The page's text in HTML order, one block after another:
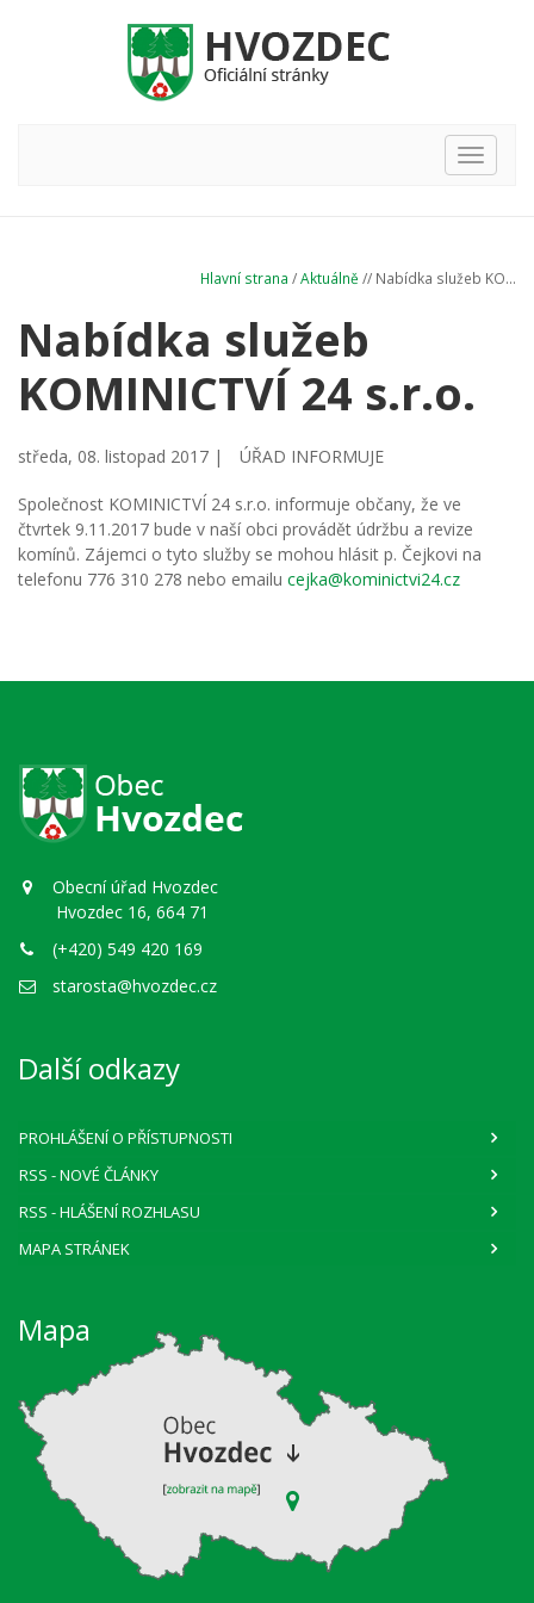
Hlavní
nabídka
Hlavní strana /Aktuálně // Nabídka služeb KO...
Nabídka služeb
KOMINICTVÍ 24 s.r.o.
středa, 08. listopad 2017 | ÚŘAD INFORMUJE
Společnost KOMINICTVÍ 24 s.r.o. informuje občany, že ve
čtvrtek 9.11.2017 bude v naší obci provádět údržbu a revize
komínů. Zájemci o tyto služby se mohou hlásit p. Čejkovi na
telefonu 776 310 278 nebo emailu cejka@kominictvi24.cz
Obecní úřad Hvozdec
Hvozdec 16, 664 71
(+420) 549 420 169
starosta@hvozdec.cz
Další odkazy
PROHLÁŠENÍ O PŘÍSTUPNOSTI
RSS - NOVÉ ČLÁNKY
RSS - HLÁŠENÍ ROZHLASU
MAPA STRÁNEK
Mapa